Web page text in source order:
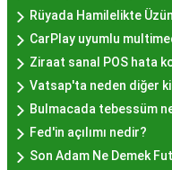
hazırlanması
Hayır
Nerede
İstanbul genelinde
pastane, hayır
Rüyada Hamilelikte
CarPlay uyumlu
Ziraat sanal POS hata
Vatsap'ta neden diğer
Bulmacada tebessüm
Fed'in açılımı nedir?
Son Adam Ne Demek